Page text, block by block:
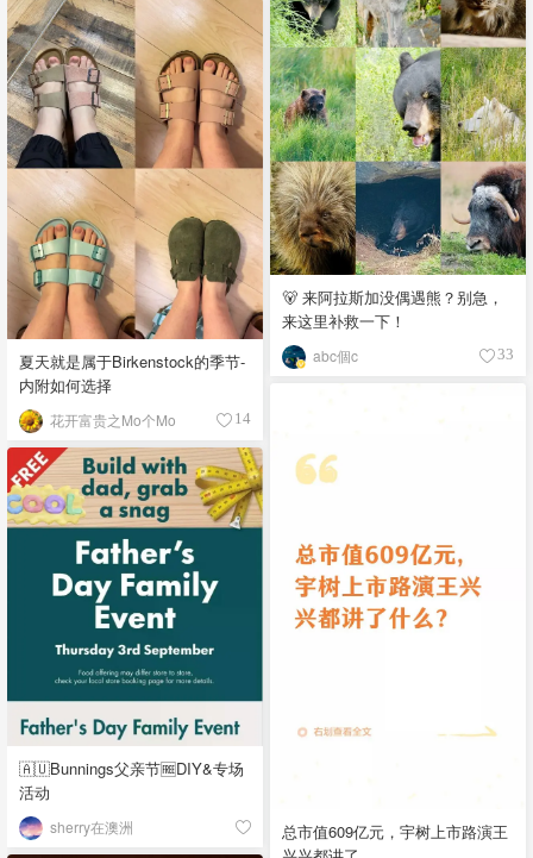
🐻 来阿拉斯加没偶遇熊？别急，
来这里补救一下！
abc個c 33
夏天就是属于Birkenstock的季节-
内附如何选择
花开富贵之Mo个Mo 14
总市值609亿元，宇树上市路演王
🇦🇺Bunnings父亲节🆓DIY&专场
活动
sherry在澳洲